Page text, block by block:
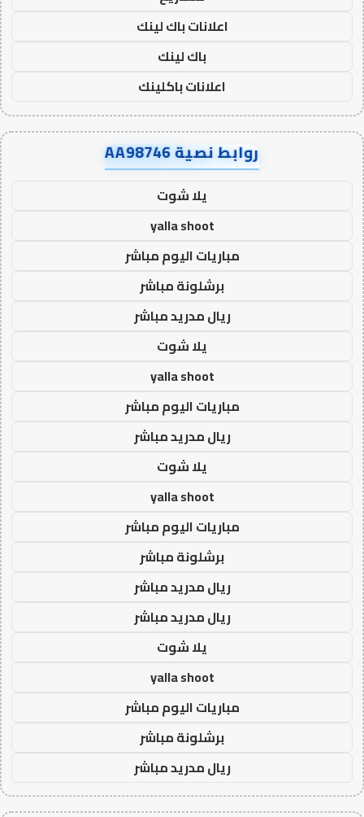
اعلانات باك لينك
باك لينك
اعلانات باكلينك
روابط نصية AA98746
يلا شوت
yalla shoot
مباريات اليوم مباشر
برشلونة مباشر
ريال مدريد مباشر
يلا شوت
yalla shoot
مباريات اليوم مباشر
ريال مدريد مباشر
يلا شوت
yalla shoot
مباريات اليوم مباشر
برشلونة مباشر
ريال مدريد مباشر
ريال مدريد مباشر
يلا شوت
yalla shoot
مباريات اليوم مباشر
برشلونة مباشر
ريال مدريد مباشر